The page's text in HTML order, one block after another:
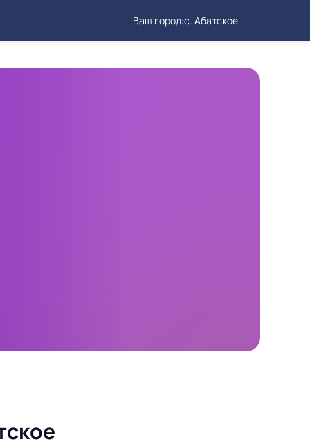
Ваш город:с. Абатское